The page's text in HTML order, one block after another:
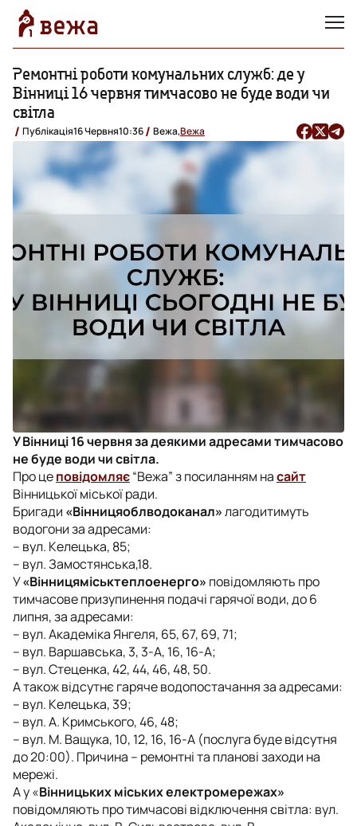
Ремонтні роботи комунальних служб: де у
Вінниці 16 червня тимчасово не буде води чи
світла
Публікація16 Червня10:36 Вежа,Вежа
У Вінниці 16 червня за деякими адресами тимчасово
не буде води чи світла.
Про цеповідомляє“Вежа” з посиланням насайт
Вінницької міської ради.
Бригади «Вінницяоблводоканал»лагодитимуть
водогони за адресами:
– вул. Келецька, 85;
– вул. Замостянська,18.
У«Вінницяміськтеплоенерго» повідомляють про
тимчасове призупинення подачі гарячої води, до 6
липня, за адресами:
– вул. Академіка Янгеля, 65, 67, 69, 71;
– вул. Варшавська, 3, 3-А, 16, 16-А;
– вул. Стеценка, 42, 44, 46, 48, 50.
А також відсутнє гаряче водопостачання за адресами:
– вул. Келецька, 39;
– вул. А. Кримського, 46, 48;
– вул. М. Ващука, 10, 12, 16, 16-А (послуга буде відсутня
до 20:00). Причина – ремонтні та планові заходи на
мережі.
А у «Вінницьких міських електромережах»
повідомляють про тимчасові відключення світла: вул.